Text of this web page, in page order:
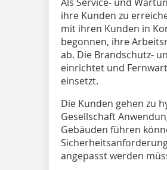
ihre Kunden zu
mit ihren Kunden in
begonnen, ihre
ab. Die Brandschutz-
einrichtet und
einsetzt.
Die Kunden gehen zu
Gesellschaft
Gebäuden führen
angepasst werden